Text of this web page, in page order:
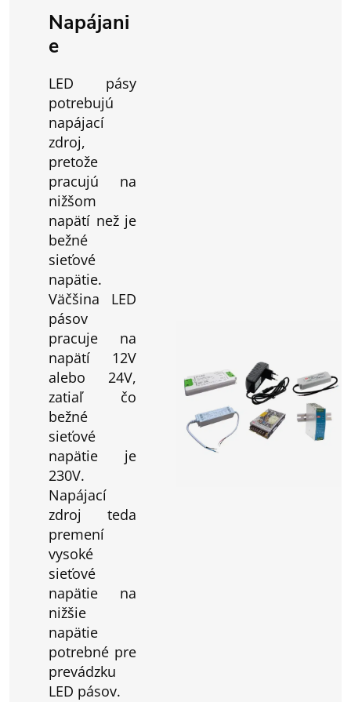
Napájani
e
LED pásy
potrebujú
napájací
zdroj,
pretože
pracujú na
nižšom
napätí než je
bežné
sieťové
napätie.
Väčšina LED
pásov
pracuje na
napätí 12V
alebo 24V,
zatiaľ čo
bežné
sieťové
napätie je
230V.
Napájací
zdroj teda
premení
vysoké
sieťové
napätie na
nižšie
napätie
potrebné pre
prevádzku
LED pásov.